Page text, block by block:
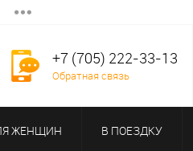
+7 (705) 222-33-13
Обратная связь
ЖЕНЩИН В ПОЕЗДКУ